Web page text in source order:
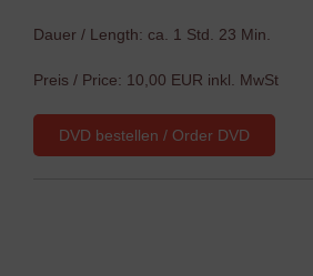
Dauer / Length: ca. 1 Std. 23 Min.
Preis / Price: 10,00 EUR inkl. MwSt
DVD bestellen / Order DVD